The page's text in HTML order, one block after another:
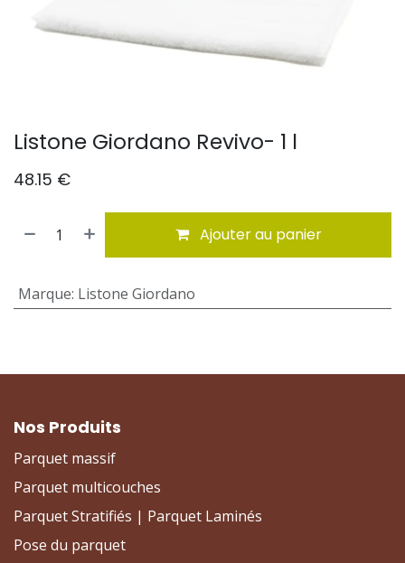
Listone Giordano Revivo- 1 l
48.15 €
Ajouter au panier
Marque: Listone Giordano
Nos Produits
Parquet massif
Parquet multicouches
Parquet Stratifiés | Parquet Laminés
Pose du parquet